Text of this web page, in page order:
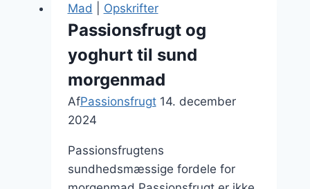
friskhed
Mad Opskrifter
Passionsfrugt og
yoghurt til sund
morgenmad
AfPassionsfrugt 14. december
2024
Passionsfrugtens
sundhedsmæssige fordele for